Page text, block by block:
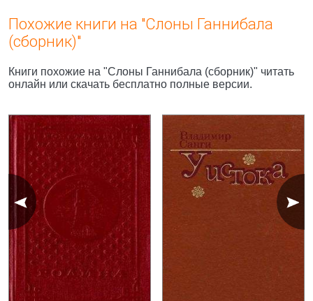
Похожие книги на "Слоны Ганнибала
(сборник)"
Книги похожие на "Слоны Ганнибала (сборник)" читать
онлайн или скачать бесплатно полные версии.